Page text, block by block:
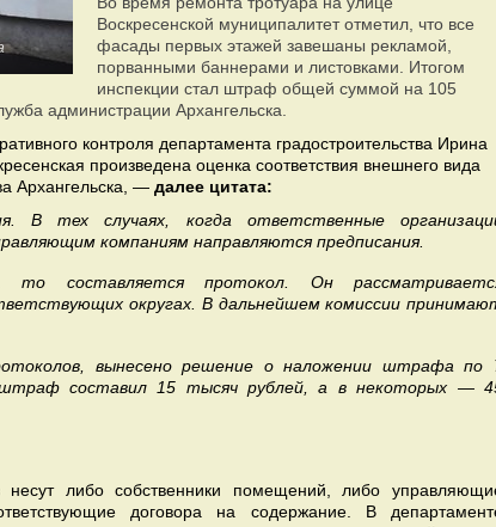
Воскресенской муниципалитет отметил, что все
фасады первых этажей завешаны рекламой,
порванными баннерами и листовками. Итогом
инспекции стал штраф общей суммой на 105
администрации Архангельска.
контроля департамента градостроительства Ирина
произведена оценка соответствия внешнего вида
Архангельска, — далее цитата:
В тех случаях, когда ответственные
компаниям направляются предписания.
то составляется протокол. Он
округах. В дальнейшем комиссии
вынесено решение о наложении штрафа по
составил 15 тысяч рублей, а в некоторых —
несут либо собственники помещений, либо
договора на содержание. В